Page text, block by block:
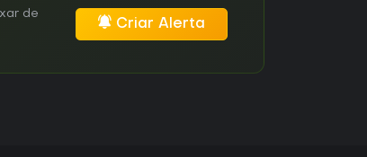
de
Criar Alerta